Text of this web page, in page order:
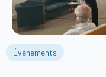
Événements